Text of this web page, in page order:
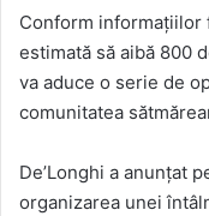
Conform informațiilor
estimată să aibă 800
va aduce o serie de
comunitatea
De’Longhi a anunțat
organizarea unei